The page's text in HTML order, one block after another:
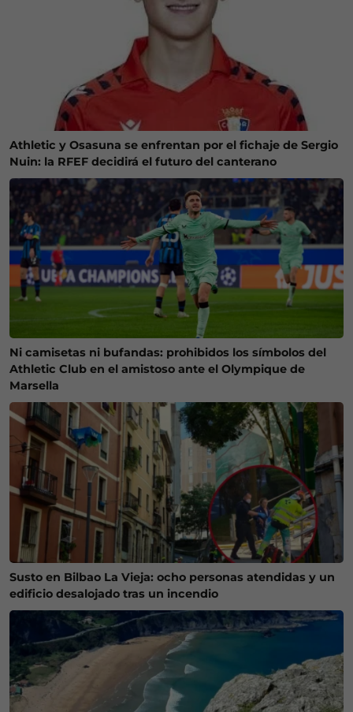
Athletic y Osasuna se enfrentan por el fichaje de Sergio
Nuin: la RFEF decidirá el futuro del canterano
Ni camisetas ni bufandas: prohibidos los símbolos del
Athletic Club en el amistoso ante el Olympique de
Marsella
Susto en Bilbao La Vieja: ocho personas atendidas y un
edificio desalojado tras un incendio